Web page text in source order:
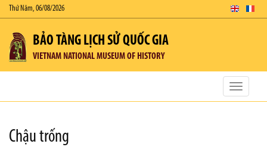
Thứ Năm, 06/08/2026
BẢO TÀNG LỊCH SỬ QUỐC GIA
VIETNAM NATIONAL MUSEUM OF HISTORY
Toggle
Chậu trống